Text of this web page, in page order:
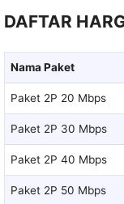
DAFTAR
Nama Paket
Paket 2P 20 Mbps
Paket 2P 30 Mbps
Paket 2P 40 Mbps
Paket 2P 50 Mbps